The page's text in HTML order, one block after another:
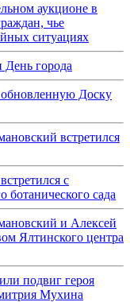
аукционе в
чье
ситуациях
города
Доску
встретился
с
ботанического сада
и Алексей
Ялтинского центра
подвиг героя
Мухина